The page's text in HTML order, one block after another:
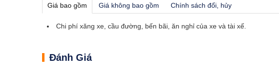
Giá bao gồm Giá không bao gồm Chính sách đổi, hủy
Chi phí xăng xe, cầu đường, bến bãi, ăn nghỉ của xe và tài xế.
Đánh Giá